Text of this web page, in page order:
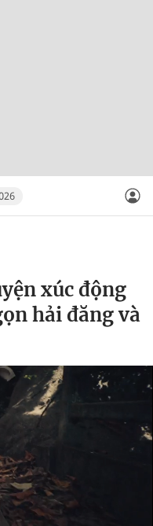
xúc động
hải đăng và